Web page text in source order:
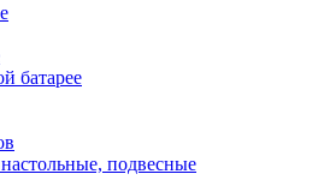
батарее
подвесные